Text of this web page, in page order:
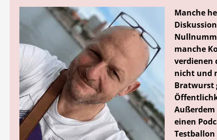
Manche
manche
verdienen
nicht und
Bratwurst
einen